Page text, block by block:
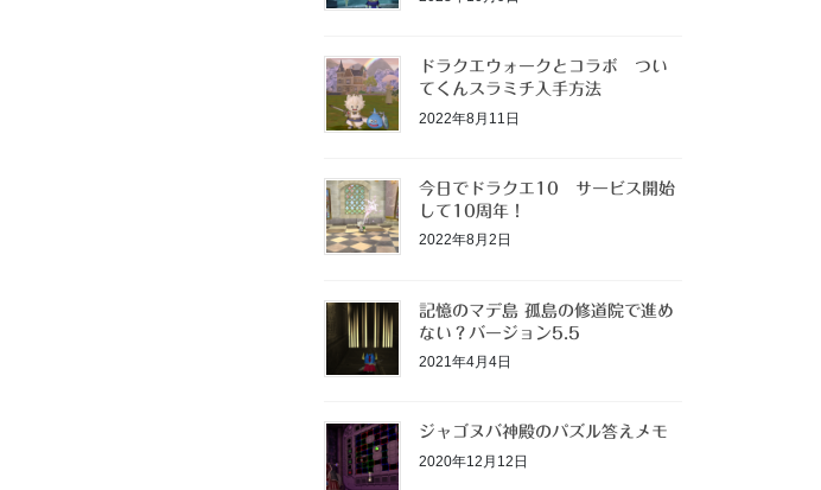
ドラクエウォークとコラボ つい
てくんスラミチ入手方法
2022年8月11日
今日でドラクエ10 サービス開始
して10周年！
2022年8月2日
記憶のマデ島 孤島の修道院で進め
ない？バージョン5.5
2021年4月4日
ジャゴヌバ神殿のパズル答えメモ
2020年12月12日